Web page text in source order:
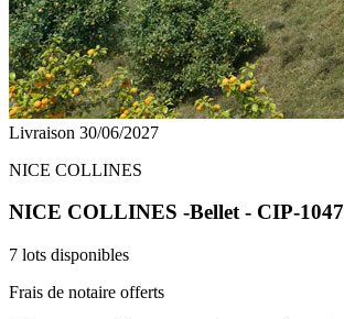
Livraison 30/06/2027
NICE COLLINES
NICE COLLINES -Bellet - CIP-1047
7 lots disponibles
Frais de notaire offerts